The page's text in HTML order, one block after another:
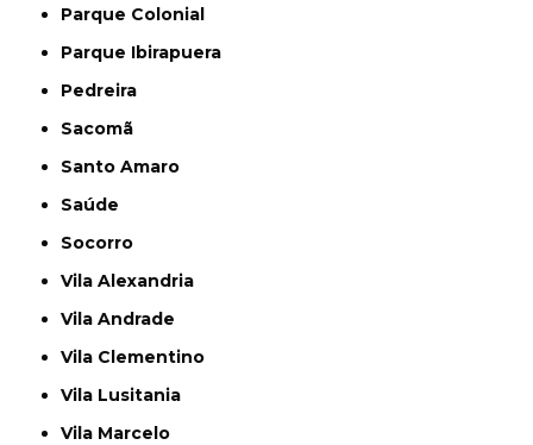
Parque Colonial
Parque Ibirapuera
Pedreira
Sacomã
Santo Amaro
Saúde
Socorro
Vila Alexandria
Vila Andrade
Vila Clementino
Vila Lusitania
Vila Marcelo